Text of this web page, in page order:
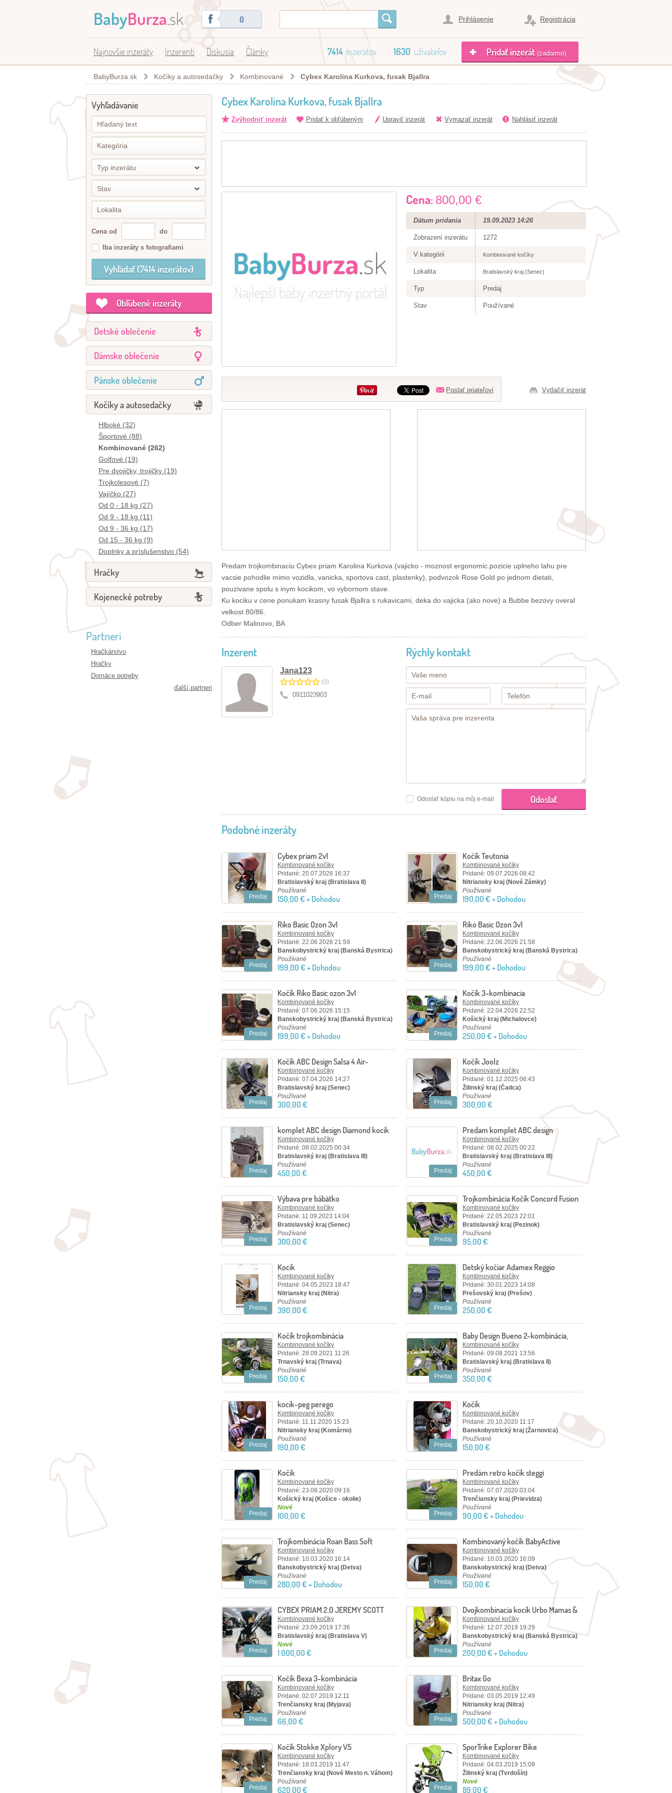
BabyBurza.sk 0 Prihlásenie Registrácia
Najnovšie inzeráty Inzerenti Diskusia Články Pridať inzerát (zadarmo)
7414 inzerátov 1630 užívateľov
BabyBurza.sk Kočíky a autosedačky Kombinované Cybex Karolina Kurkova, fusak Bjallra
Vyhľadávanie
Typ inzerátu
Stav
Cena od do
Iba inzeráty s fotografiami
Obľúbené inzeráty
Detské oblečenie
Dámske oblečenie
Pánske oblečenie
Kočíky a autosedačky
Hlboké (32)
Športové (88)
Kombinované (262)
Golfové (19)
Pre dvojičky, trojičky (19)
Trojkolesové (7)
Vajíčko (27)
Od 0 - 18 kg (27)
Od 9 - 18 kg (11)
Od 9 - 36 kg (17)
Od 15 - 36 kg (9)
Doplnky a príslušenstvo (54)
Hračky
Kojenecké potreby
Partneri
Hračkárstvo
Hračky
Domáce potreby
ďalší partneri
Cybex Karolina Kurkova, fusak Bjallra
Zvýhodniť inzerát Pridať k obľúbeným Upraviť inzerát Vymazať inzerát Nahlásiť inzerát
Cena: 800,00 €
Dátum pridania 19.09.2023 14:26
Zobrazení inzerátu 1272
V kategórii Kombinované kočíky
Lokalita Bratislavský kraj (Senec)
Typ Predaj
Stav Používané
Poslať priateľovi Vytlačiť inzerát
Predam trojkombinaciu Cybex priam Karolina Kurkova (vajicko - moznost ergonomic.pozicie uplneho lahu pre
vacsie pohodlie mimo vozidla, vanicka, sportova cast, plastenky), podvozok Rose Gold po jednom dietati,
pouzivane spolu s inym kocikom, vo vybornom stave.
Ku kociku v cene ponukam krasny fusak Bjallra s rukavicami, deka do vajicka (ako nove) a Bubbe bezovy overal
velkost 80/86.
Odber Malinovo, BA
Inzerent
Jana123
(0)
0911023903
Rýchly kontakt
Odoslať kópiu na môj e-mail
Podobné inzeráty
Predaj
Cybex priam 2v1
Kombinované kočíky
Pridané: 20.07.2026 16:37
Bratislavský kraj (Bratislava II)
Používané
150,00 € + Dohodou Predaj
Kočík Teutonia
Kombinované kočíky
Pridané: 09.07.2026 08:42
Nitriansky kraj (Nové Zámky)
Používané
190,00 € + Dohodou
Predaj
Riko Basic Ozon 3v1
Kombinované kočíky
Pridané: 22.06.2026 21:59
Banskobystrický kraj (Banská Bystrica)
Používané
199,00 € + Dohodou Predaj
Riko Basic Ozon 3v1
Kombinované kočíky
Pridané: 22.06.2026 21:58
Banskobystrický kraj (Banská Bystrica)
Používané
199,00 € + Dohodou
Predaj
Kočík Riko Basic ozon 3v1
Kombinované kočíky
Pridané: 07.06.2026 15:15
Banskobystrický kraj (Banská Bystrica)
Používané
199,00 € + Dohodou Predaj
Kočík 3-kombinacia
Kombinované kočíky
Pridané: 22.04.2026 22:52
Košický kraj (Michalovce)
Používané
250,00 € + Dohodou
Predaj
Kočík ABC Design Salsa 4 Air-
trojkombinácia
Kombinované kočíky
Pridané: 07.04.2026 14:27
Bratislavský kraj (Senec)
Používané
300,00 € Predaj
Kočík Joolz
Kombinované kočíky
Pridané: 01.12.2025 06:43
Žilinský kraj (Čadca)
Používané
300,00 €
Predaj
komplet ABC design Diamond kocik
set
Kombinované kočíky
Pridané: 08.02.2025 00:34
Bratislavský kraj (Bratislava III)
Používané
450,00 € Predaj
Predam komplet ABC design
Diamond kocik set
Kombinované kočíky
Pridané: 08.02.2025 00:22
Bratislavský kraj (Bratislava III)
Používané
450,00 €
Predaj
Výbava pre bábätko
Kombinované kočíky
Pridané: 11.09.2023 14:04
Bratislavský kraj (Senec)
Používané
300,00 € Predaj
Trojkombinácia Kočík Concord Fusion
Kombinované kočíky
Pridané: 22.05.2023 22:01
Bratislavský kraj (Pezinok)
Používané
95,00 €
Predaj
Kocik
Kombinované kočíky
Pridané: 04.05.2023 18:47
Nitriansky kraj (Nitra)
Používané
390,00 € Predaj
Detský kočiar Adamex Reggio
Kombinované kočíky
Pridané: 30.01.2023 14:08
Prešovský kraj (Prešov)
Používané
250,00 €
Predaj
Kočík trojkombinácia
Kombinované kočíky
Pridané: 28.09.2021 11:26
Trnavský kraj (Trnava)
Používané
150,00 € Predaj
Baby Design Bueno 2-kombinácia,
vajíčko Baby Design Leo
Kombinované kočíky
Pridané: 09.08.2021 13:56
Bratislavský kraj (Bratislava II)
Používané
350,00 €
Predaj
kocik-peg perego
Kombinované kočíky
Pridané: 11.11.2020 15:23
Nitriansky kraj (Komárno)
Používané
190,00 € Predaj
Kočík
Kombinované kočíky
Pridané: 20.10.2020 11:17
Banskobystrický kraj (Žarnovica)
Používané
150,00 €
Predaj
Kočik
Kombinované kočíky
Pridané: 23.08.2020 09:16
Košický kraj (Košice - okolie)
Nové
100,00 € Predaj
Predám retro kočík steggi
Kombinované kočíky
Pridané: 07.07.2020 03:04
Trenčiansky kraj (Prievidza)
Používané
90,00 € + Dohodou
Predaj
Trojkombinácia Roan Bass Soft
Kombinované kočíky
Pridané: 10.03.2020 16:14
Banskobystrický kraj (Detva)
Používané
280,00 € + Dohodou Predaj
Kombinovaný kočík BabyActive
Kombinované kočíky
Pridané: 10.03.2020 16:09
Banskobystrický kraj (Detva)
Používané
150,00 €
Predaj
CYBEX PRIAM 2.0 JEREMY SCOTT
WINGS 3 V1 VOZÍK
Kombinované kočíky
Pridané: 23.09.2019 17:36
Bratislavský kraj (Bratislava V)
Nové
1 000,00 € Predaj
Dvojkombinacia kocik Urbo Mamas &
Papas
Kombinované kočíky
Pridané: 12.07.2019 19:29
Banskobystrický kraj (Banská Bystrica)
Používané
200,00 € + Dohodou
Predaj
Kočík Bexa 3-kombinácia
Kombinované kočíky
Pridané: 02.07.2019 12:11
Trenčiansky kraj (Myjava)
Používané
66,00 € Predaj
Britax Go
Kombinované kočíky
Pridané: 03.05.2019 12:49
Nitriansky kraj (Nitra)
Používané
500,00 € + Dohodou
Predaj
Kočík Stokke Xplory V5
Kombinované kočíky
Pridané: 18.03.2019 11:47
Trenčiansky kraj (Nové Mesto n. Váhom)
Používané
620,00 € Predaj
SporTrike Explorer Bike
Kombinované kočíky
Pridané: 04.03.2019 15:09
Žilinský kraj (Tvrdošín)
Nové
89,00 €